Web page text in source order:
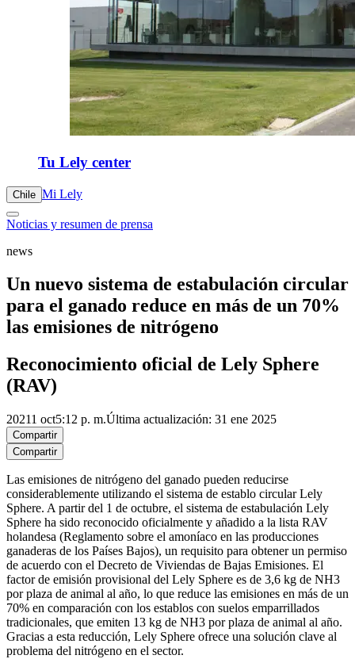
Tu Lely center
Chile Mi Lely
Noticias y resumen de prensa
news
Un nuevo sistema de estabulación circular
para el ganado reduce en más de un 70%
las emisiones de nitrógeno
Reconocimiento oficial de Lely Sphere
(RAV)
20211 oct5:12 p. m.Última actualización: 31 ene 2025
Compartir
Compartir
Las emisiones de nitrógeno del ganado pueden reducirse
considerablemente utilizando el sistema de establo circular Lely
Sphere. A partir del 1 de octubre, el sistema de estabulación Lely
Sphere ha sido reconocido oficialmente y añadido a la lista RAV
holandesa (Reglamento sobre el amoníaco en las producciones
ganaderas de los Países Bajos), un requisito para obtener un permiso
de acuerdo con el Decreto de Viviendas de Bajas Emisiones. El
factor de emisión provisional del Lely Sphere es de 3,6 kg de NH3
por plaza de animal al año, lo que reduce las emisiones en más de un
70% en comparación con los establos con suelos emparrillados
tradicionales, que emiten 13 kg de NH3 por plaza de animal al año.
Gracias a esta reducción, Lely Sphere ofrece una solución clave al
problema del nitrógeno en el sector.